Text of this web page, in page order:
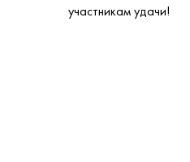
участникам удачи!